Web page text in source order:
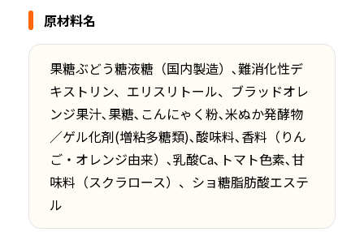
原材料名
果糖ぶどう糖液糖（国内製造）､難消化性デ
キストリン、エリスリトール、ブラッドオレ
ンジ果汁､果糖､こんにゃく粉､米ぬか発酵物
／ゲル化剤(増粘多糖類)､酸味料､香料（りん
ご・オレンジ由来）､乳酸Ca､トマト色素､甘
味料（スクラロース）、ショ糖脂肪酸エステ
ル